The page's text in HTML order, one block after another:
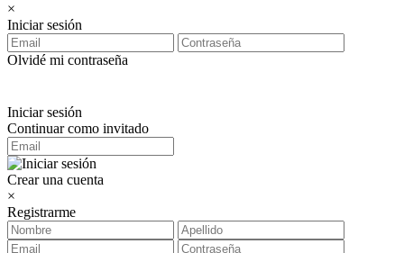
×
Iniciar sesión
Olvidé mi contraseña
Iniciar sesión
Continuar como invitado
Crear una cuenta
×
Registrarme